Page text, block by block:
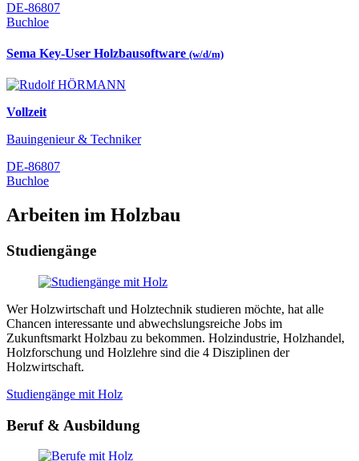
DE-86807
Buchloe
Sema Key-User Holzbausoftware (w/d/m)
Vollzeit
Bauingenieur & Techniker
DE-86807
Buchloe
Arbeiten im Holzbau
Studiengänge
Wer Holzwirtschaft und Holztechnik studieren möchte, hat alle
Chancen interessante und abwechslungsreiche Jobs im
Zukunftsmarkt Holzbau zu bekommen. Holzindustrie, Holzhandel,
Holzforschung und Holzlehre sind die 4 Disziplinen der
Holzwirtschaft.
Studiengänge mit Holz
Beruf & Ausbildung